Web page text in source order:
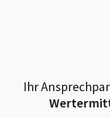
Ihr